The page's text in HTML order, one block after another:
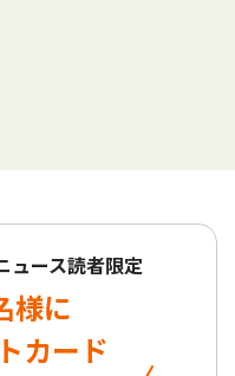
ュース読者限定
様に
カード